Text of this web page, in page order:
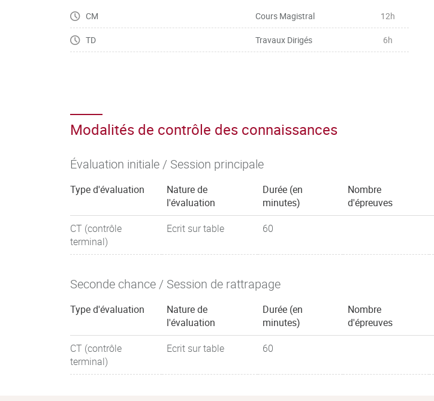
CM Cours Magistral 12h
TD Travaux Dirigés 6h
Modalités de contrôle des connaissances
Évaluation initiale / Session principale
Type d'évaluation
Nature de
l'évaluation
Durée (en
minutes)
Nombre
d'épreuves
CT (contrôle
terminal)
Ecrit sur table 60
Seconde chance / Session de rattrapage
Type d'évaluation
Nature de
l'évaluation
Durée (en
minutes)
Nombre
d'épreuves
CT (contrôle
terminal)
Ecrit sur table 60